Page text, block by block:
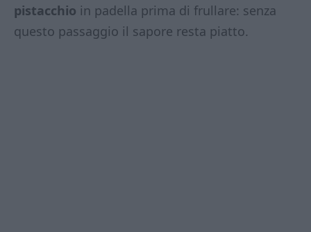
pistacchio in padella prima di frullare: senza
questo passaggio il sapore resta piatto.